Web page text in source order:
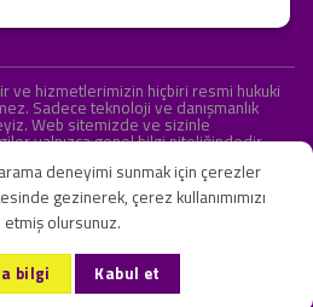
ve hizmetlerimizin hiçbiri resmi hukuki
Sadece teknoloji ve danışmanlık
Web sitemizde ve sizinle
yalnızca genel bilgi niteliğindedir.
S.S.S. İletişim
Teknoloji ve Ticaret A.Ş.
deneyimi sunmak için çerezler
gezinerek, çerez kullanımımızı
etmiş olursunuz.
bilgi Kabul et